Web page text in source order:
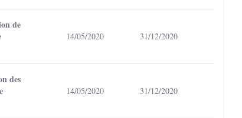
de
14/05/2020 31/12/2020
des
14/05/2020 31/12/2020